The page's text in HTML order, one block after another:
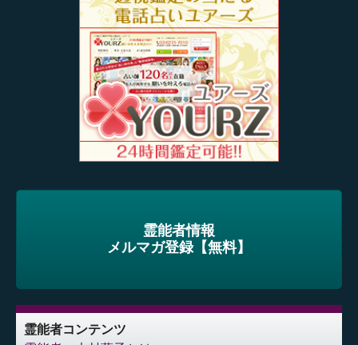
霊能者情報
メルマガ登録【無料】
霊能者コンテンツ